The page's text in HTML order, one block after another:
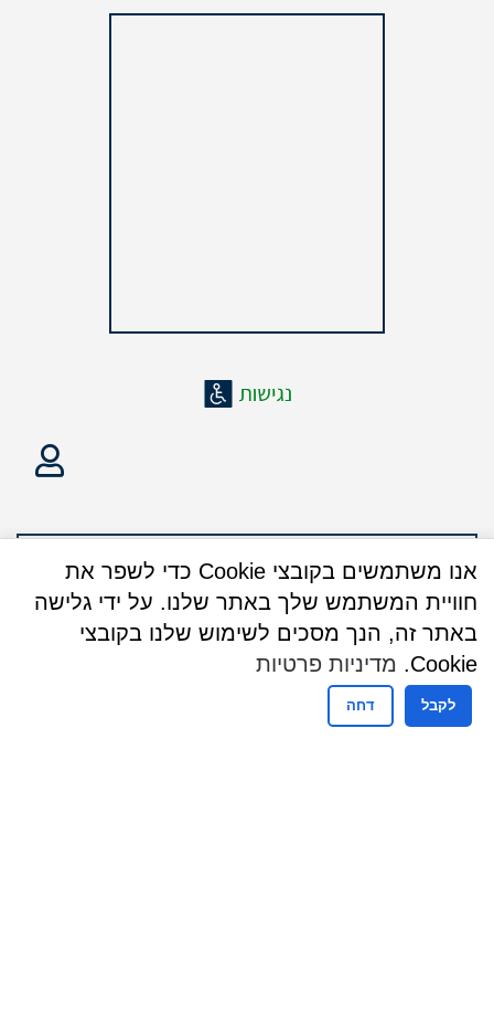
אנו משתמשים בקובצי Cookie כדי לשפר את
חוויית המשתמש שלך באתר שלנו. על ידי גלישה
באתר זה, הנך מסכים לשימוש שלנו בקובצי
Cookie.
מדיניות פרטיות
לקבל דחה